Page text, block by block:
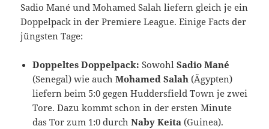
Sadio Mané und Mohamed Salah liefern gleich je ein
Doppelpack in der Premiere League. Einige Facts der
jüngsten Tage:
Doppeltes Doppelpack:SowohlSadio Mané
(Senegal) wie auchMohamed Salah (Ägypten)
liefern beim 5:0 gegen Huddersfield Town je zwei
Tore. Dazu kommt schon in der ersten Minute
das Tor zum 1:0 durchNaby Keita (Guinea).